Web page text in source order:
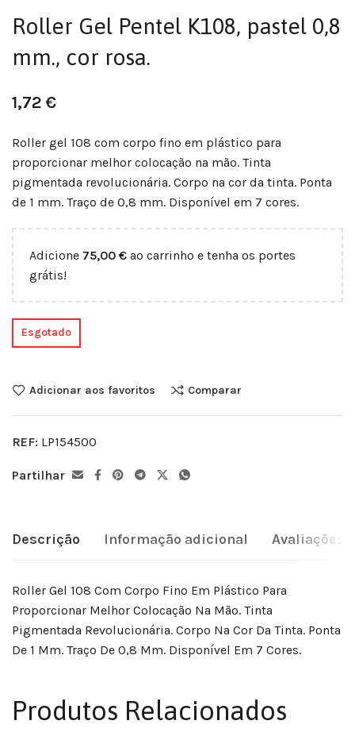
Roller Gel Pentel K108, pastel 0,8
mm., cor rosa.
1,72 €
Roller gel 108 com corpo fino em plástico para
proporcionar melhor colocação na mão. Tinta
pigmentada revolucionária. Corpo na cor da tinta. Ponta
de 1 mm. Traço de 0,8 mm. Disponível em 7 cores.
Adicione 75,00 € ao carrinho e tenha os portes
grátis!
Esgotado
Adicionar aos favoritos Comparar
REF: LP154500
Partilhar
Descrição Informação adicional Avaliações
Roller Gel 108 Com Corpo Fino Em Plástico Para
Proporcionar Melhor Colocação Na Mão. Tinta
Pigmentada Revolucionária. Corpo Na Cor Da Tinta. Ponta
De 1 Mm. Traço De 0,8 Mm. Disponível Em 7 Cores.
Produtos Relacionados